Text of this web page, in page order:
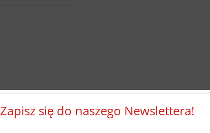
Zapisz się do naszego Newslettera!